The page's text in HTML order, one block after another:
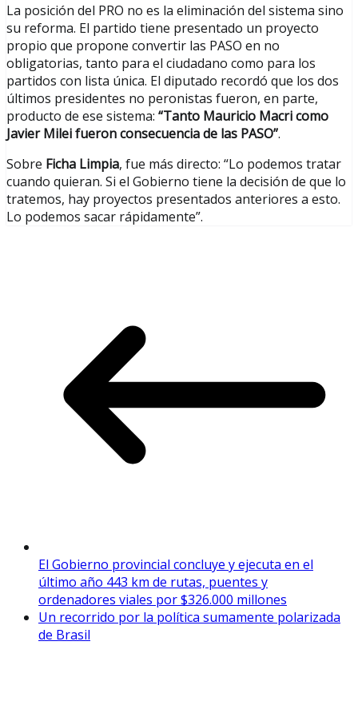
La posición del PRO no es la eliminación del sistema sino
su reforma. El partido tiene presentado un proyecto
propio que propone convertir las PASO en no
obligatorias, tanto para el ciudadano como para los
partidos con lista única. El diputado recordó que los dos
últimos presidentes no peronistas fueron, en parte,
producto de ese sistema: “Tanto Mauricio Macri como
Javier Milei fueron consecuencia de las PASO”.
Sobre Ficha Limpia, fue más directo: “Lo podemos tratar
cuando quieran. Si el Gobierno tiene la decisión de que lo
tratemos, hay proyectos presentados anteriores a esto.
Lo podemos sacar rápidamente”.
El Gobierno provincial concluye y ejecuta en el
último año 443 km de rutas, puentes y
ordenadores viales por $326.000 millones
Un recorrido por la política sumamente polarizada
de Brasil